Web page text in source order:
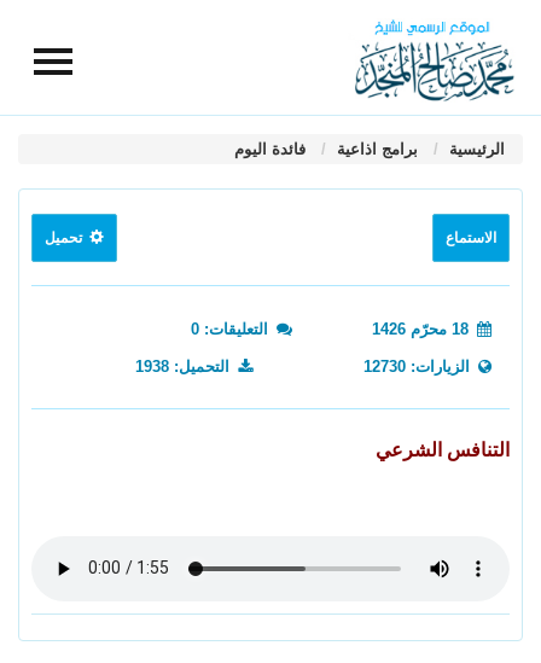
الرئيسية برامج اذاعية فائدة اليوم
الاستماع تحميل
التعليقات: 0
الزيارات: 12730 التحميل: 1938
التنافس الشرعي